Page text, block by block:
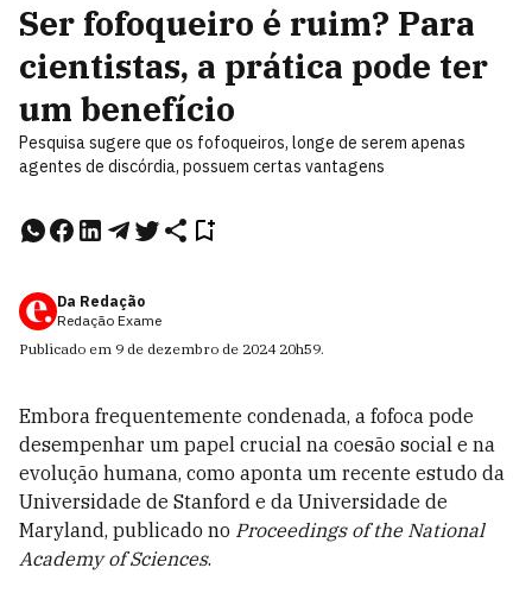
Ser fofoqueiro é ruim? Para
cientistas, a prática pode ter
um benefício
Pesquisa sugere que os fofoqueiros, longe de serem apenas
agentes de discórdia, possuem certas vantagens
Da Redação
Redação Exame
Publicado em 9 de dezembro de 2024 20h59.
Embora frequentemente condenada, a fofoca pode
desempenhar um papel crucial na coesão social e na
evolução humana, como aponta um recente estudo da
Universidade de Stanford e da Universidade de
Maryland, publicado no Proceedings of the National
Academy of Sciences.